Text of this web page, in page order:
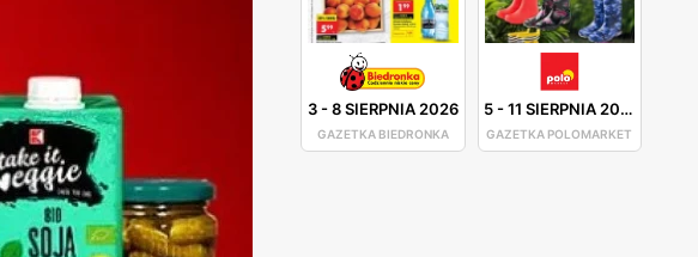
3-8 SIERPNIA 2026
GAZETKA BIEDRONKA
5-11 SIERPNIA 2026
GAZETKA POLOMARKET